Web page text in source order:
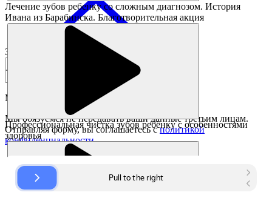
Лечение зубов ребенку со сложным диагнозом. История
Ивана из Барабинска. Благотворительная акция
Профессиональная чистка зубов ребёнку с особенностями
здоровья
Заказать звонок
Мы перезвоним в течении
Мы обязуемся не передавать ваши данные третьим лицам.
Отправляя форму, вы соглашаетесь сполитикой
конфиденциальности